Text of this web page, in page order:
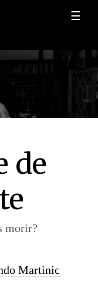
☰
de
morir?
Martinic